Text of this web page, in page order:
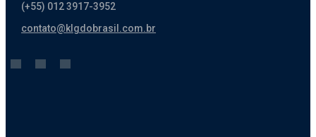
(+55) 012 3917-3952
contato@klgdobrasil.com.br